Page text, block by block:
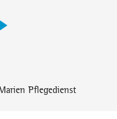
Pflegedienst